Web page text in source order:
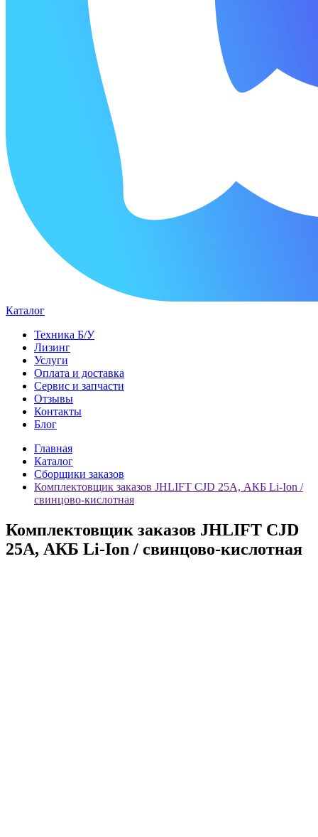
Каталог
Техника Б/У
Лизинг
Услуги
Оплата и доставка
Сервис и запчасти
Отзывы
Контакты
Блог
Главная
Каталог
Сборщики заказов
Комплектовщик заказов JHLIFT CJD 25A, АКБ Li-Ion /
свинцово-кислотная
Комплектовщик заказов JHLIFT CJD
25A, АКБ Li-Ion / свинцово-кислотная